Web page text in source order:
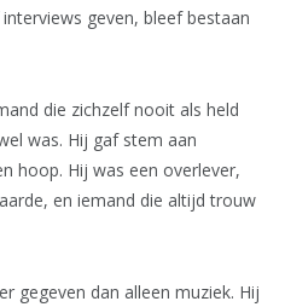
geven, bleef bestaan
die zichzelf nooit als held
was. Hij gaf stem aan
hoop. Hij was een overlever,
en iemand die altijd trouw
gegeven dan alleen muziek. Hij